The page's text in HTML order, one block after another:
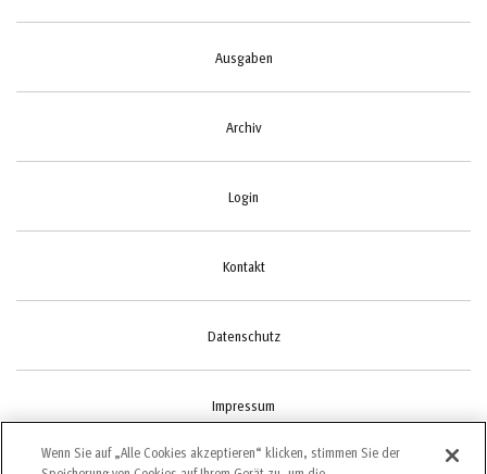
Ausgaben
Archiv
Login
Kontakt
Datenschutz
Impressum
Wenn Sie auf „Alle Cookies akzeptieren“ klicken, stimmen Sie der